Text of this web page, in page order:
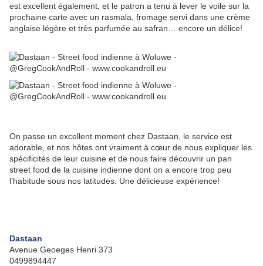
est excellent également, et le patron a tenu à lever le voile sur la
prochaine carte avec un rasmala, fromage servi dans une crème
anglaise légère et très parfumée au safran… encore un délice!
On passe un excellent moment chez Dastaan, le service est
adorable, et nos hôtes ont vraiment à cœur de nous expliquer les
spécificités de leur cuisine et de nous faire découvrir un pan
street food de la cuisine indienne dont on a encore trop peu
l’habitude sous nos latitudes. Une délicieuse expérience!
Dastaan
Avenue Geoeges Henri 373
0499894447